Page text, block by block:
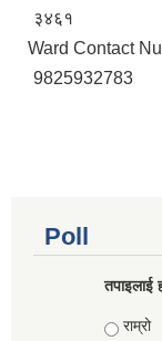
३४६१
Ward Contact
9825932783
Poll
तपाइलाई
Choices
राम्रो